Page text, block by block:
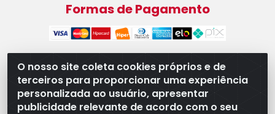
O nosso site coleta cookies próprios e de
terceiros para proporcionar uma experiência
personalizada ao usuário, apresentar
publicidade relevante de acordo com o seu
Formas de Pagamento
WB Componentes Automotivos LTDA - CNPJ
08.528.393/0001-12 - Rua do Níquel, 667 - Parque
Oeste Industrial, Goiânia/GO - CEP 74375-660